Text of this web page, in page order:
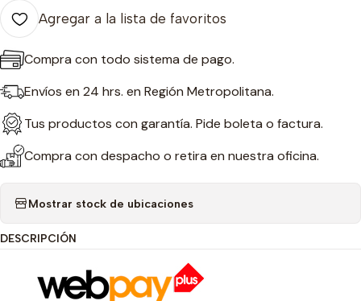
Agregar a la lista de favoritos
Compra con todo sistema de pago.
Envíos en 24 hrs. en Región Metropolitana.
Tus productos con garantía. Pide boleta o factura.
Compra con despacho o retira en nuestra oficina.
Mostrar stock de ubicaciones
DESCRIPCIÓN